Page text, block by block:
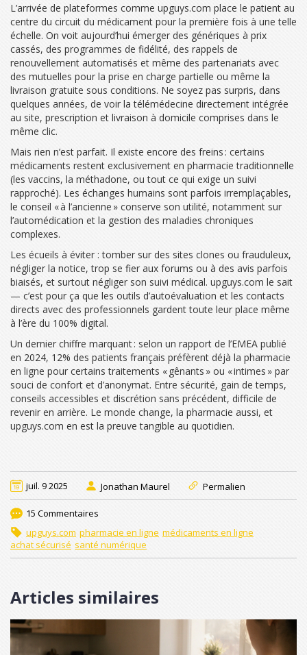
L’arrivée de plateformes comme upguys.com place le patient au
centre du circuit du médicament pour la première fois à une telle
échelle. On voit aujourd’hui émerger des génériques à prix
cassés, des programmes de fidélité, des rappels de
renouvellement automatisés et même des partenariats avec
des mutuelles pour la prise en charge partielle ou même la
livraison gratuite sous conditions. Ne soyez pas surpris, dans
quelques années, de voir la télémédecine directement intégrée
au site, prescription et livraison à domicile comprises dans le
même clic.
Mais rien n’est parfait. Il existe encore des freins : certains
médicaments restent exclusivement en pharmacie traditionnelle
(les vaccins, la méthadone, ou tout ce qui exige un suivi
rapproché). Les échanges humains sont parfois irremplaçables,
le conseil « à l’ancienne » conserve son utilité, notamment sur
l’automédication et la gestion des maladies chroniques
complexes.
Les écueils à éviter : tomber sur des sites clones ou frauduleux,
négliger la notice, trop se fier aux forums ou à des avis parfois
biaisés, et surtout négliger son suivi médical. upguys.com le sait
— c’est pour ça que les outils d’autoévaluation et les contacts
directs avec des professionnels gardent toute leur place même
à l’ère du 100% digital.
Un dernier chiffre marquant : selon un rapport de l’EMEA publié
en 2024, 12% des patients français préfèrent déjà la pharmacie
en ligne pour certains traitements « gênants » ou « intimes » par
souci de confort et d’anonymat. Entre sécurité, gain de temps,
conseils accessibles et discrétion sans précédent, difficile de
revenir en arrière. Le monde change, la pharmacie aussi, et
upguys.com en est la preuve tangible au quotidien.
juil. 9 2025 Jonathan Maurel Permalien
15 Commentaires
upguys.com pharmacie en ligne médicaments en ligne
achat sécurisé santé numérique
Articles similaires